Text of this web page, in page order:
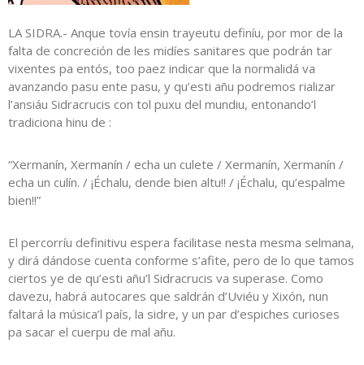
LA SIDRA.- Anque tovía ensin trayeutu definíu, por mor de la
falta de concreción de les midíes sanitares que podrán tar
vixentes pa entós, too paez indicar que la normalidá va
avanzando pasu ente pasu, y qu’esti añu podremos rializar
l’ansiáu Sidracrucis con tol puxu del mundiu, entonando’l
tradiciona hinu de :
“Xermanín, Xermanín / echa un culete / Xermanín, Xermanín /
echa un culín. / ¡Échalu, dende bien altu!! / ¡Échalu, qu’espalme
bien!!”
El percorríu definitivu espera facilitase nesta mesma selmana,
y dirá dándose cuenta conforme s’afite, pero de lo que tamos
ciertos ye de qu’esti añu’l Sidracrucis va superase. Como
davezu, habrá autocares que saldrán d’Uviéu y Xixón, nun
faltará la música’l país, la sidre, y un par d’espiches curioses
pa sacar el cuerpu de mal añu.